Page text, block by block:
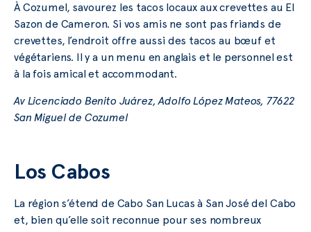
À Cozumel, savourez les tacos locaux aux crevettes au El
Sazon de Cameron. Si vos amis ne sont pas friands de
crevettes, l’endroit offre aussi des tacos au bœuf et
végétariens. Il y a un menu en anglais et le personnel est
à la fois amical et accommodant.
Av Licenciado Benito Juárez, Adolfo López Mateos, 77622
San Miguel de Cozumel
Los Cabos
La région s’étend de Cabo San Lucas à San José del Cabo
et, bien qu’elle soit reconnue pour ses nombreux